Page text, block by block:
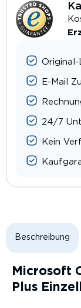
Original-
E-Mail
24/7
Kein
Beschreibung
Microsoft
Plus